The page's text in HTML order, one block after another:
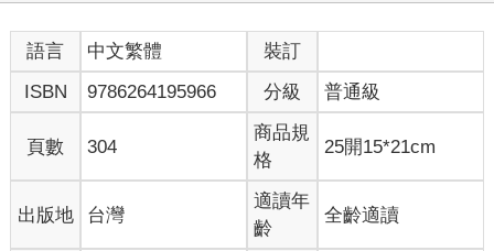
況所左右的關係。相對的，母子關係多半由生物性所決定，因此
擁有超越社會與時代的普遍性。
今天，若與母親的關係完全改變，便是偏離了生物性的條
件，是個非常危險的徵兆。另一方面，與父親的關係會隨社會與
文化的改變而改變，本來就具多樣性與可塑性。就這一點來說，
要回答父親是什麼的這個問題，要比回答母親是什麼的問題還更
語言 中文繁體
裝訂
ISBN
9786264195966 分級 普通級
頁數 304
商品規
格
25開15*21cm
出版地 台灣
適讀年
齡
全齡適讀